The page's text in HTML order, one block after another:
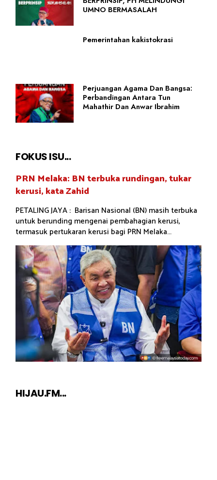
UMNO BERMASALAH
Pemerintahan kakistokrasi
Perjuangan Agama Dan Bangsa:
Perbandingan Antara Tun
Mahathir Dan Anwar Ibrahim
FOKUS ISU...
PRN Melaka: BN terbuka rundingan, tukar
kerusi, kata Zahid
PETALING JAYA : Barisan Nasional (BN) masih terbuka
untuk berunding mengenai pembahagian kerusi,
termasuk pertukaran kerusi bagi PRN Melaka...
HIJAU.FM...